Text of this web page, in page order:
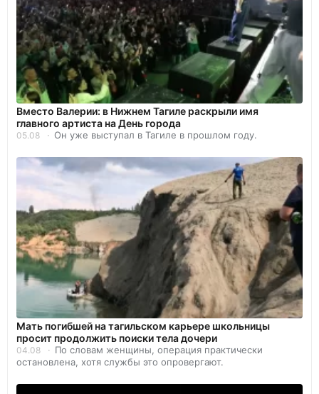
Вместо Валерии: в Нижнем Тагиле раскрыли имя
главного артиста на День города
05.08 Он уже выступал в Тагиле в прошлом году.
Мать погибшей на тагильском карьере школьницы
просит продолжить поиски тела дочери
04.08
По словам женщины, операция практически
остановлена, хотя службы это опровергают.